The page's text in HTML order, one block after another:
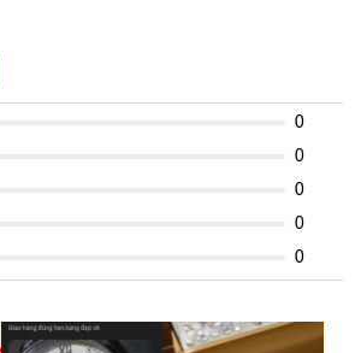
0
0
0
0
0